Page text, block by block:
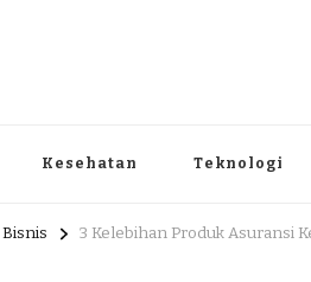
Kesehatan Teknologi
Bisnis 3 Kelebihan Produk Asuransi